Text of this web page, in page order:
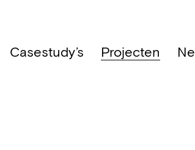
Casestudy’s Projecten